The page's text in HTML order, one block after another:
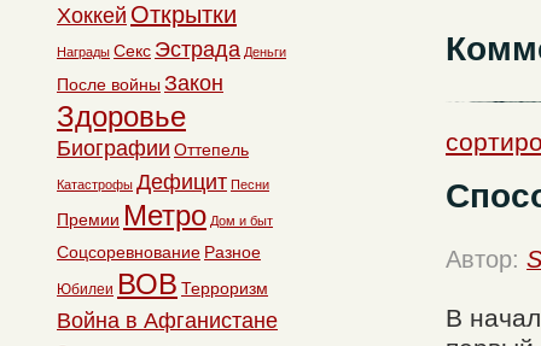
Автор:
В
Хоккей Открытки
Награды Секс Эстрада Деньги
После войны Закон
Здоровье
Биографии Оттепель
Катастрофы Дефицит Песни
Премии Метро Дом и быт
Соцсоревнование Разное
Юбилеи ВОВ Терроризм
Война в Афганистане